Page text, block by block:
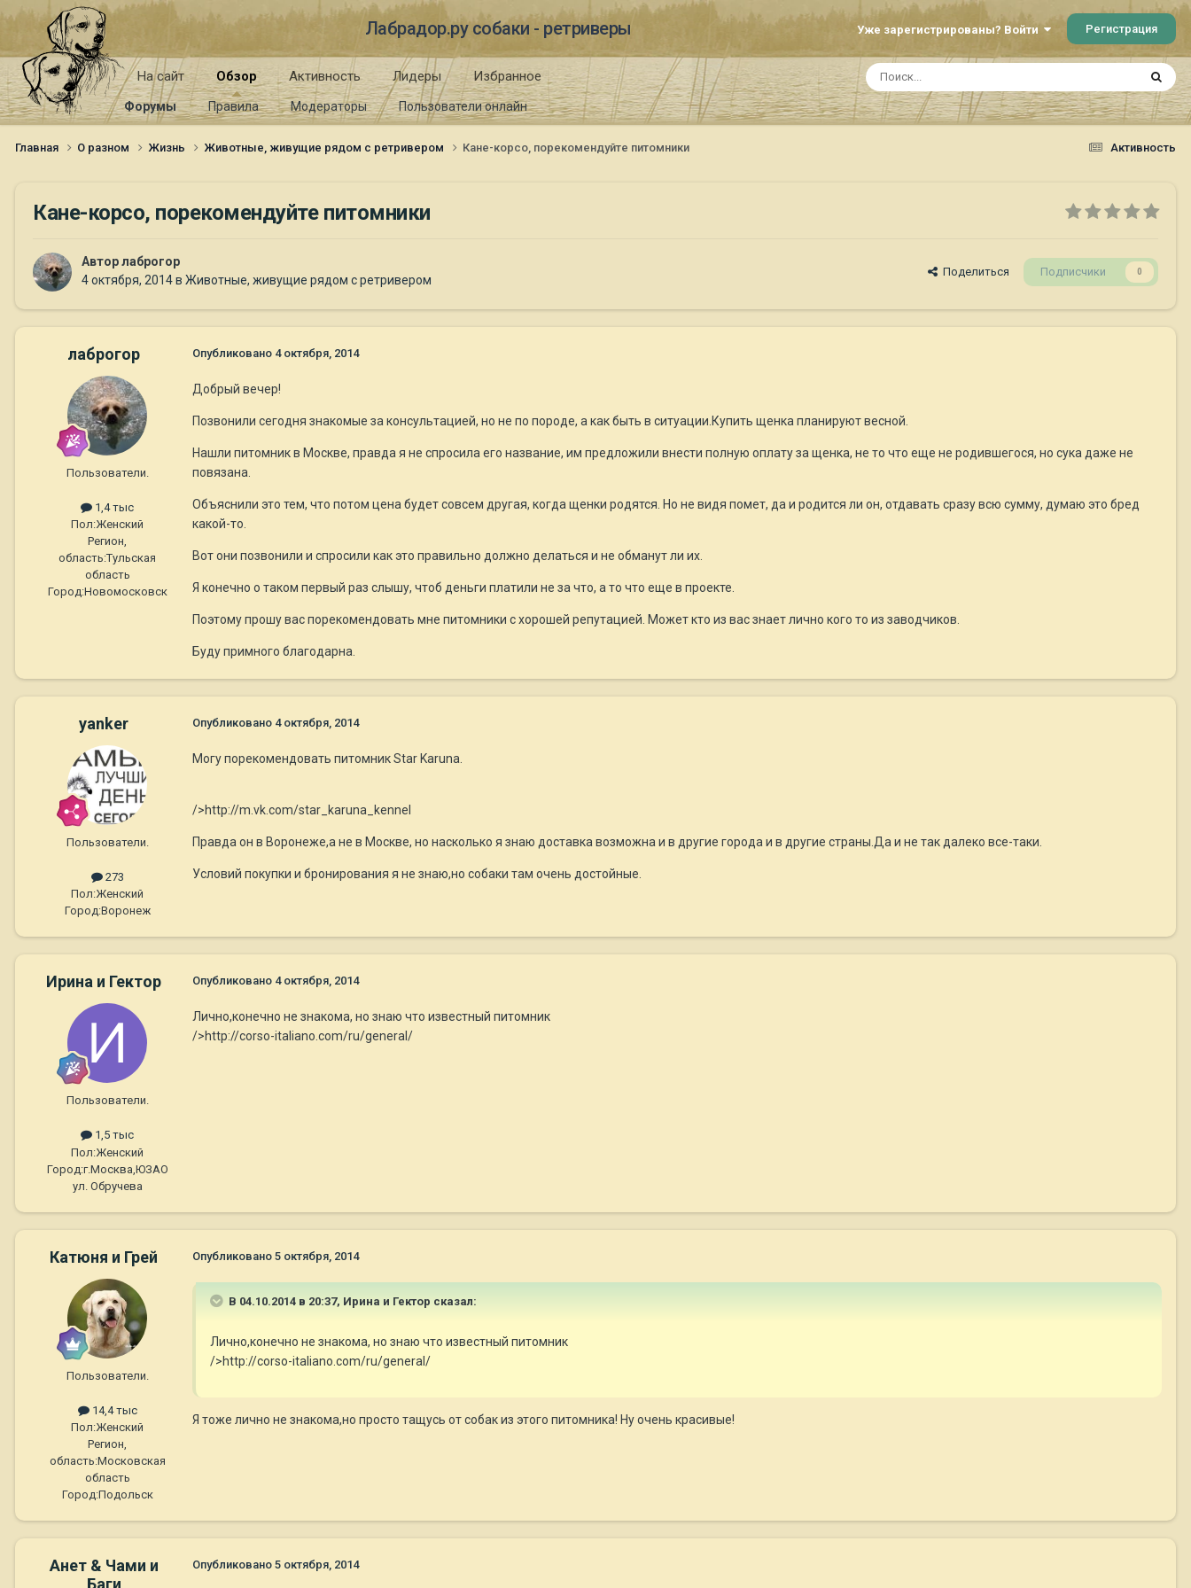
Лабрадор.ру собаки - ретриверы Уже зарегистрированы? Войти Регистрация
На сайт Обзор
Форумы Правила Модераторы Пользователи онлайн
Активность Лидеры Избранное
Активность
Главная О разном Жизнь Животные, живущие рядом с ретривером Кане-корсо, порекомендуйте питомники
Кане-корсо, порекомендуйте питомники
Авторлаброгор
4 октября, 2014в Животные, живущие рядом с ретривером
Поделиться Подписчики 0
лаброгор
Пользователи.
1,4 тыс
Пол:Женский
Регион,
область:Тульская
область
Город:Новомосковск
Опубликовано 4 октября, 2014
Добрый вечер!
Позвонили сегодня знакомые за консультацией, но не по породе, а как быть в ситуации.Купить щенка планируют весной.
Нашли питомник в Москве, правда я не спросила его название, им предложили внести полную оплату за щенка, не то что еще не родившегося, но сука даже не
повязана.
Объяснили это тем, что потом цена будет совсем другая, когда щенки родятся. Но не видя помет, да и родится ли он, отдавать сразу всю сумму, думаю это бред
какой-то.
Вот они позвонили и спросили как это правильно должно делаться и не обманут ли их.
Я конечно о таком первый раз слышу, чтоб деньги платили не за что, а то что еще в проекте.
Поэтому прошу вас порекомендовать мне питомники с хорошей репутацией. Может кто из вас знает лично кого то из заводчиков.
Буду примного благодарна.
yanker
Пользователи.
273
Пол:Женский
Город:Воронеж
Опубликовано 4 октября, 2014
Могу порекомендовать питомник Star Karuna.
/>http://m.vk.com/star_karuna_kennel
Правда он в Воронеже,а не в Москве, но насколько я знаю доставка возможна и в другие города и в другие страны.Да и не так далеко все-таки.
Условий покупки и бронирования я не знаю,но собаки там очень достойные.
Ирина и Гектор
Пользователи.
1,5 тыс
Пол:Женский
Город:г.Москва,ЮЗАО
ул. Обручева
Опубликовано 4 октября, 2014
Лично,конечно не знакома, но знаю что известный питомник
/>http://corso-italiano.com/ru/general/
Катюня и Грей
Пользователи.
14,4 тыс
Пол:Женский
Регион,
область:Московская
область
Город:Подольск
Опубликовано 5 октября, 2014
В 04.10.2014 в 20:37, Ирина и Гектор сказал:
Лично,конечно не знакома, но знаю что известный питомник
/>http://corso-italiano.com/ru/general/
Я тоже лично не знакома,но просто тащусь от собак из этого питомника! Ну очень красивые!
Анет & Чами и
Баги
Опубликовано 5 октября, 2014